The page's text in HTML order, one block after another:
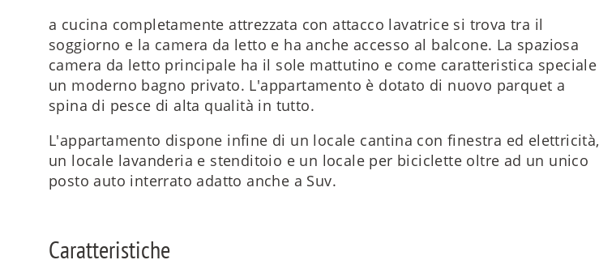
a cucina completamente attrezzata con attacco lavatrice si trova tra il
soggiorno e la camera da letto e ha anche accesso al balcone. La spaziosa
camera da letto principale ha il sole mattutino e come caratteristica speciale
un moderno bagno privato. L'appartamento è dotato di nuovo parquet a
spina di pesce di alta qualità in tutto.
L'appartamento dispone infine di un locale cantina con finestra ed elettricità,
un locale lavanderia e stenditoio e un locale per biciclette oltre ad un unico
posto auto interrato adatto anche a Suv.
Caratteristiche